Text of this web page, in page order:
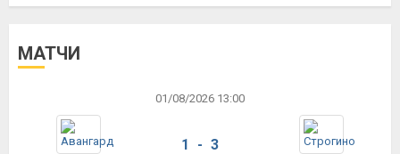
МАТЧИ
01/08/2026 13:00
1 - 3